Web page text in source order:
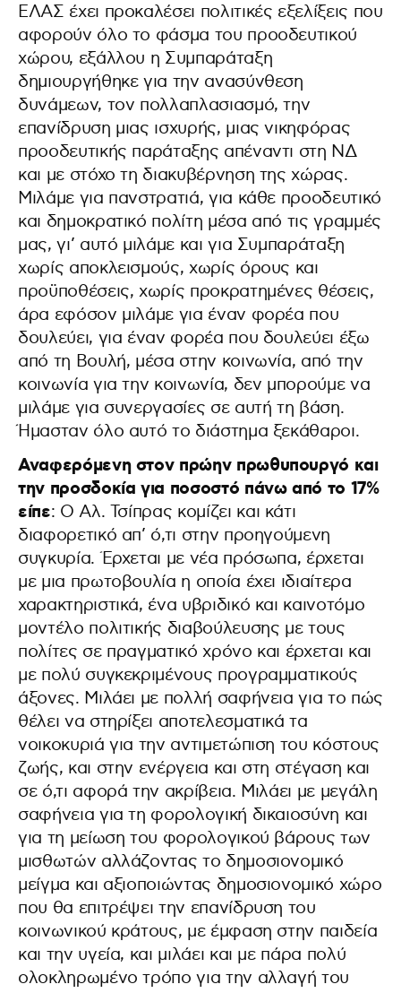
ΕΛΑΣ έχει προκαλέσει πολιτικές εξελίξεις που
αφορούν όλο το φάσμα του προοδευτικού
χώρου, εξάλλου η Συμπαράταξη
δημιουργήθηκε για την ανασύνθεση
δυνάμεων, τον πολλαπλασιασμό, την
επανίδρυση μιας ισχυρής, μιας νικηφόρας
προοδευτικής παράταξης απέναντι στη ΝΔ
και με στόχο τη διακυβέρνηση της χώρας.
Μιλάμε για πανστρατιά, για κάθε προοδευτικό
και δημοκρατικό πολίτη μέσα από τις γραμμές
μας, γι’ αυτό μιλάμε και για Συμπαράταξη
χωρίς αποκλεισμούς, χωρίς όρους και
προϋποθέσεις, χωρίς προκρατημένες θέσεις,
άρα εφόσον μιλάμε για έναν φορέα που
δουλεύει, για έναν φορέα που δουλεύει έξω
από τη Βουλή, μέσα στην κοινωνία, από την
κοινωνία για την κοινωνία, δεν μπορούμε να
μιλάμε για συνεργασίες σε αυτή τη βάση.
Ήμασταν όλο αυτό το διάστημα ξεκάθαροι.
Αναφερόμενη στον πρώην πρωθυπουργό και
την προσδοκία για ποσοστό πάνω από το 17%
είπε: Ο Αλ. Τσίπρας κομίζει και κάτι
διαφορετικό απ’ ό,τι στην προηγούμενη
συγκυρία. Έρχεται με νέα πρόσωπα, έρχεται
με μια πρωτοβουλία η οποία έχει ιδιαίτερα
χαρακτηριστικά, ένα υβριδικό και καινοτόμο
μοντέλο πολιτικής διαβούλευσης με τους
πολίτες σε πραγματικό χρόνο και έρχεται και
με πολύ συγκεκριμένους προγραμματικούς
άξονες. Μιλάει με πολλή σαφήνεια για το πώς
θέλει να στηρίξει αποτελεσματικά τα
νοικοκυριά για την αντιμετώπιση του κόστους
ζωής, και στην ενέργεια και στη στέγαση και
σε ό,τι αφορά την ακρίβεια. Μιλάει με μεγάλη
σαφήνεια για τη φορολογική δικαιοσύνη και
για τη μείωση του φορολογικού βάρους των
μισθωτών αλλάζοντας το δημοσιονομικό
μείγμα και αξιοποιώντας δημοσιονομικό χώρο
που θα επιτρέψει την επανίδρυση του
κοινωνικού κράτους, με έμφαση στην παιδεία
και την υγεία, και μιλάει και με πάρα πολύ
ολοκληρωμένο τρόπο για την αλλαγή του